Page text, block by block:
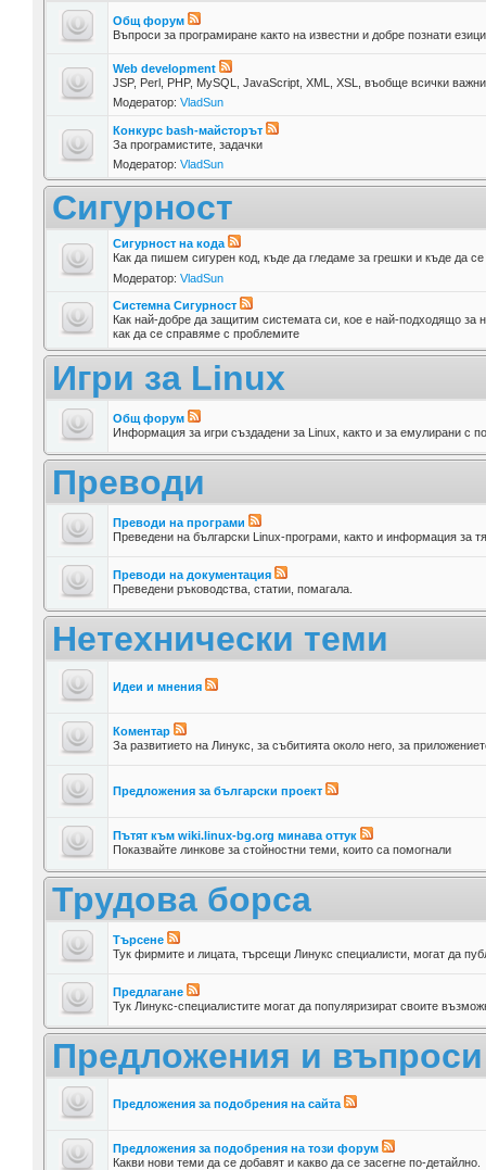
Общ форум
Въпроси за програмиране както на известни и добре познати
Web development
JSP, Perl, PHP, MySQL, JavaScript, XML, XSL, въобще всички
Модератор:VladSun
Конкурс bash-майсторът
За програмистите, задачки
Модератор:VladSun
Сигурност
Сигурност на кода
Как да пишем сигурен код, къде да гледаме за грешки и къде да
Модератор:VladSun
Системна Сигурност
Как най-добре да защитим системата си, кое е най-подходящо за
как да се справяме с проблемите
Игри за Linux
Общ форум
Информация за игри създадени за Linux, както и за емулирани с
Преводи
Преводи на програми
Преведени на български Linux-програми, както и информация за
Преводи на документация
Преведени ръководства, статии, помагала.
Нетехнически теми
Идеи и мнения
Коментар
За развитието на Линукс, за събитията около него, за
Предложения за български проект
Пътят към wiki.linux-bg.org минава оттук
Показвайте линкове за стойностни теми, които са помогнали
Трудова борса
Търсене
Тук фирмите и лицата, търсещи Линукс специалисти, могат да
Предлагане
Тук Линукс-специалистите могат да популяризират своите
Предложения и
Предложения за подобрения на сайта
Предложения за подобрения на този форум
Какви нови теми да се добавят и какво да се засегне по-детайлно.